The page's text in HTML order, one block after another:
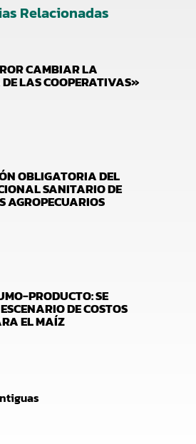
Relacionadas
CAMBIAR LA
LAS COOPERATIVAS»
OBLIGATORIA DEL
SANITARIO DE
AGROPECUARIOS
PRODUCTO: SE
DE COSTOS
EL MAÍZ